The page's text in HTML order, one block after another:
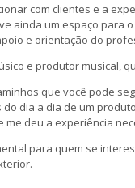
com clientes e a
ainda um espaço
e orientação do
e produtor musical,
que você pode
dia a dia de um
deu a experiência
para quem se